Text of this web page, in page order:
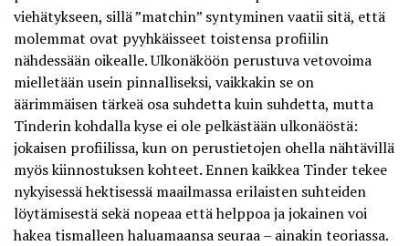
viehätykseen, sillä ”matchin” syntyminen vaatii sitä, että
molemmat ovat pyyhkäisseet toistensa profiilin
nähdessään oikealle. Ulkonäköön perustuva vetovoima
mielletään usein pinnalliseksi, vaikkakin se on
äärimmäisen tärkeä osa suhdetta kuin suhdetta, mutta
Tinderin kohdalla kyse ei ole pelkästään ulkonäöstä:
jokaisen profiilissa, kun on perustietojen ohella nähtävillä
myös kiinnostuksen kohteet. Ennen kaikkea Tinder tekee
nykyisessä hektisessä maailmassa erilaisten suhteiden
löytämisestä sekä nopeaa että helppoa ja jokainen voi
hakea tismalleen haluamaansa seuraa – ainakin teoriassa.